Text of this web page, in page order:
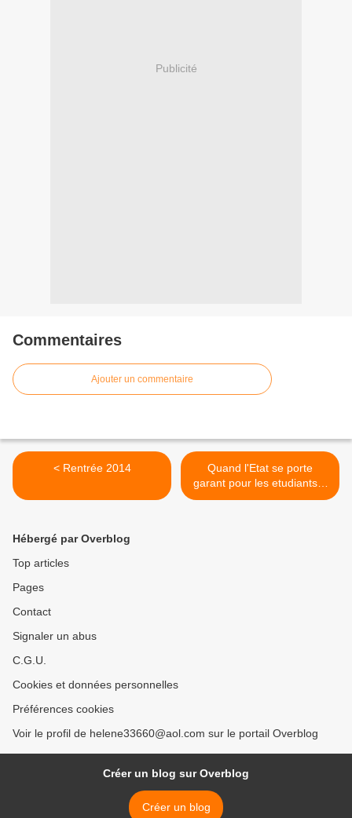
Publicité
Commentaires
Ajouter un commentaire
< Rentrée 2014
Quand l'Etat se porte
garant pour les etudiants...
>
Hébergé par Overblog
Top articles
Pages
Contact
Signaler un abus
C.G.U.
Cookies et données personnelles
Préférences cookies
Voir le profil de helene33660@aol.com sur le portail Overblog
Créer un blog sur Overblog
Créer un blog